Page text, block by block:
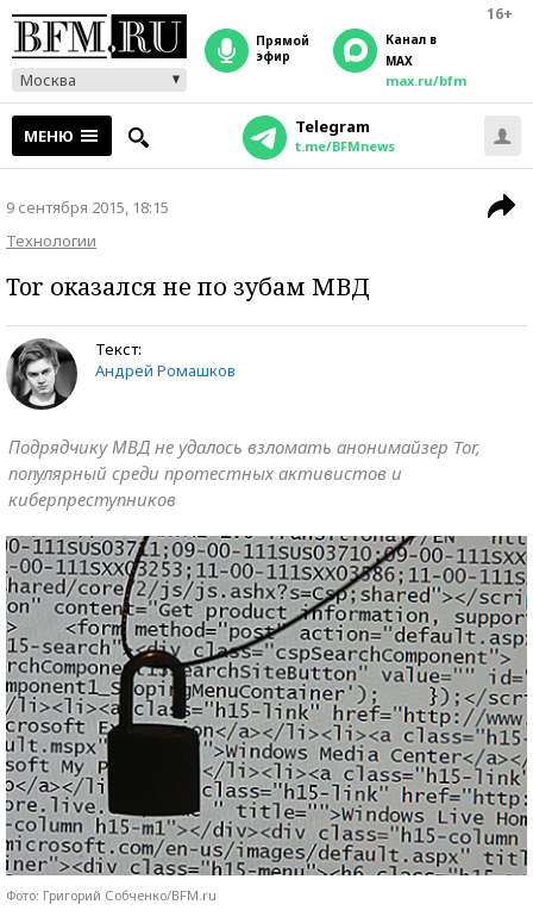
16+
Москва
прямой
эфир
Канал в
MAX
max.ru/bfm
МЕНЮ Telegram
t.me/BFMnews
9 сентября 2015, 18:15
Технологии
Tor оказался не по зубам МВД
Текст:
Андрей Ромашков
Подрядчику МВД не удалось взломать анонимайзер Tor,
популярный среди протестных активистов и
киберпреступников
Фото: Григорий Собченко/BFM.ru